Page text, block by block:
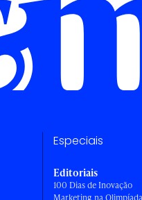
Especiais
Editoriais
100 Dias de Inovação
Marketing na Olimpíada